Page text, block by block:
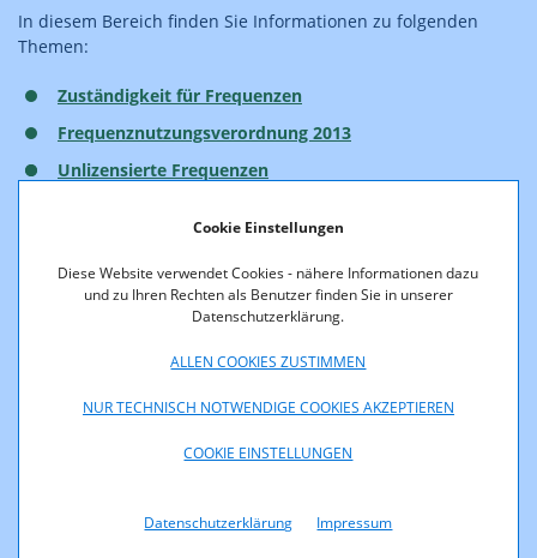
Cookie Einstellungen
Diese Website verwendet Cookies - nähere Informationen dazu
und zu Ihren Rechten als Benutzer finden Sie in unserer
Datenschutzerklärung.
ALLEN COOKIES ZUSTIMMEN
NUR TECHNISCH NOTWENDIGE COOKIES AKZEPTIEREN
COOKIE EINSTELLUNGEN
Datenschutzerklärung Impressum
In diesem Bereich finden Sie Informationen zu folgenden
Themen:
Zuständigkeit für Frequenzen
Frequenznutzungsverordnung 2013
Unlizensierte Frequenzen
Refarming
Spectrum Release Plan
Kanäle und Technologien
Informationen zu Repeatern